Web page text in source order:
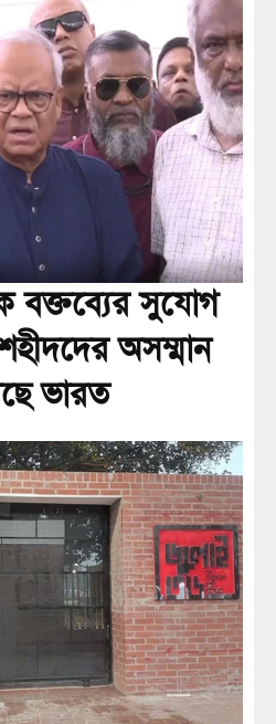
বক্তব্যের সুযোগ
অসম্মান
ভারত